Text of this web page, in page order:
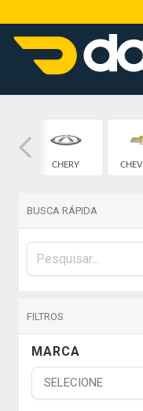
CHERY
BUSCA RÁPIDA
FILTROS
MARCA